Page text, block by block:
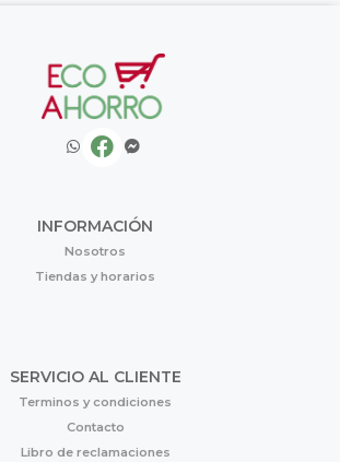
INFORMACIÓN
Nosotros
Tiendas y horarios
SERVICIO AL CLIENTE
Terminos y condiciones
Contacto
Libro de reclamaciones